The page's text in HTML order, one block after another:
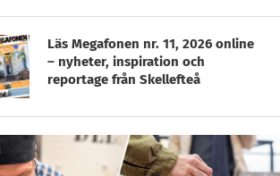
Läs Megafonen nr. 11, 2026 online
– nyheter, inspiration och
reportage från Skellefteå